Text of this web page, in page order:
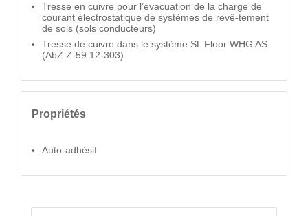
Tresse en cuivre pour l’évacuation de la charge de
courant électrostatique de systèmes de revê-tement
de sols (sols conducteurs)
Tresse de cuivre dans le système SL Floor WHG AS
(AbZ Z-59.12-303)
Propriétés
Auto-adhésif